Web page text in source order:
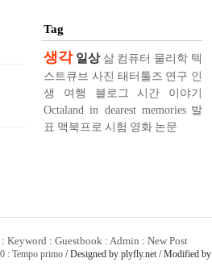
Tag
생각 일상 삶 컴퓨터 물리학 텍
스트큐브 사진 태터툴즈 연구 인
생
여행 블로그 시간
이야기
Octaland in dearest memories 발
표 맥북프로 시험 영화 논문
: Keyword : Guestbook : Admin : New Post
: Tempo primo/ Designed by plyfly.net / Modified by